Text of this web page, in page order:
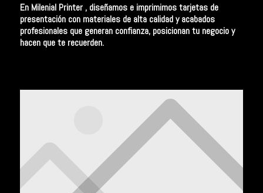
En Milenial Printer, diseñamos e imprimimos tarjetas de
presentación con materiales de alta calidad y acabados
profesionales que generan confianza, posicionan tu negocio y
hacen que te recuerden.